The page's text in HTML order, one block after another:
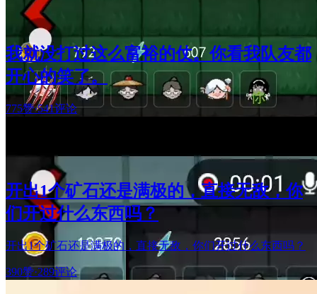
我就没打过这么富裕的仗。你看我队友都
开心的笑了。
775赞·541评论
开出1个矿石还是满极的，直接无敌，你
们开过什么东西吗？
开出1个矿石还是满极的，直接无敌，你们开过什么东西吗？
390赞·289评论